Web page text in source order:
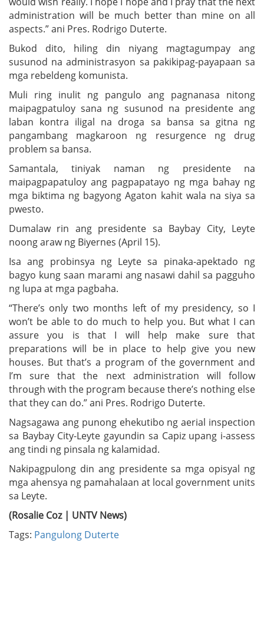
administration will be much better than mine on all
aspects.” ani Pres. Rodrigo Duterte.
Bukod dito, hiling din niyang magtagumpay ang
susunod na administrasyon sa pakikipag-payapaan sa
mga rebeldeng komunista.
Muli ring inulit ng pangulo ang pagnanasa nitong
maipagpatuloy sana ng susunod na presidente ang
laban kontra iligal na droga sa bansa sa gitna ng
pangambang magkaroon ng resurgence ng drug
problem sa bansa.
Samantala, tiniyak naman ng presidente na
maipagpapatuloy ang pagpapatayo ng mga bahay ng
mga biktima ng bagyong Agaton kahit wala na siya sa
pwesto.
Dumalaw rin ang presidente sa Baybay City, Leyte
noong araw ng Biyernes (April 15).
Isa ang probinsya ng Leyte sa pinaka-apektado ng
bagyo kung saan marami ang nasawi dahil sa pagguho
ng lupa at mga pagbaha.
“There’s only two months left of my presidency, so I
won’t be able to do much to help you. But what I can
assure you is that I will help make sure that
preparations will be in place to help give you new
houses. But that’s a program of the government and
I’m sure that the next administration will follow
through with the program because there’s nothing else
that they can do.” ani Pres. Rodrigo Duterte.
Nagsagawa ang punong ehekutibo ng aerial inspection
sa Baybay City-Leyte gayundin sa Capiz upang i-assess
ang tindi ng pinsala ng kalamidad.
Nakipagpulong din ang presidente sa mga opisyal ng
mga ahensya ng pamahalaan at local government units
sa Leyte.
(Rosalie Coz | UNTV News)
Tags: Pangulong Duterte